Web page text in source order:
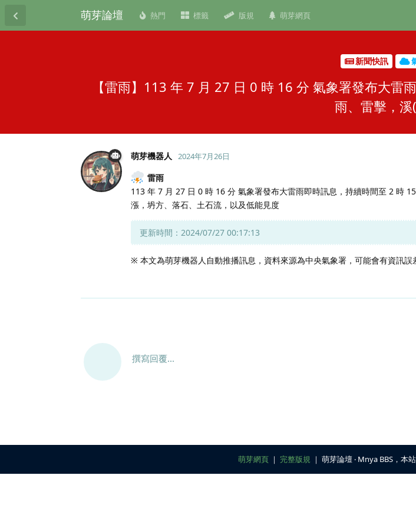
萌芽論壇 熱門 標籤 版規 萌芽網頁
新聞快訊
【雷雨】113 年 7 月 27 日 0 時 16 分 氣象署發布大
雨、雷擊，溪
萌芽機器人 2024年7月26日
雷雨
113 年 7 月 27 日 0 時 16 分 氣象署發布大雷雨即時訊息，持續時間至 2 時
漲，坍方、落石、土石流，以及低能見度
更新時間：2024/07/27 00:17:13
※ 本文為萌芽機器人自動推播訊息，資料來源為中央氣象署，可能會有資訊誤
撰寫回覆...
萌芽網頁 ｜ 完整版規 ｜ 萌芽論壇 ‧ Mnya BBS，